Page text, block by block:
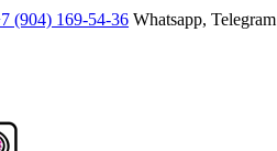
(904) 169-54-36 Whatsapp, Telegram